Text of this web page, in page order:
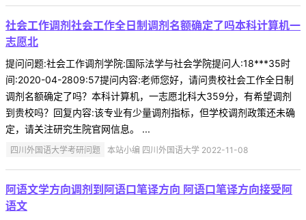
社会工作调剂社会工作全日制调剂名额确定了吗本科计算机一
志愿北
提问问题:社会工作调剂学院:国际法学与社会学院提问人:18***35时
间:2020-04-2809:57提问内容:老师您好，请问贵校社会工作全日制
调剂名额确定了吗？本科计算机，一志愿北科大359分，有希望调剂
到贵校吗？回复内容:该专业有少量调剂指标，但学校调剂政策还未确
定，请关注研究生院官网信息。 ...
四川外国语大学考研问题 本站小编 四川外国语大学 2022-11-08
阿语文学方向调剂到阿语口笔译方向 阿语口笔译方向接受阿
语文